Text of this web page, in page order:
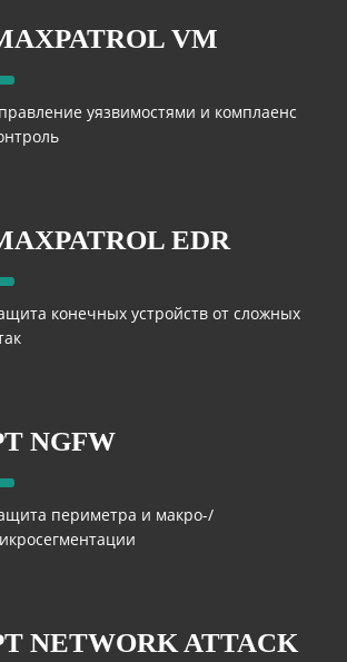
VM
уязвимостями и комплаенс
EDR
конечных устройств от сложных
NGFW
периметра и макро-/
NETWORK ATTACK